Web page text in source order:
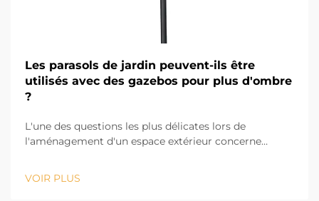
Les parasols de jardin peuvent-ils être
utilisés avec des gazebos pour plus d'ombre
?
L'une des questions les plus délicates lors de
l'aménagement d'un espace extérieur concerne
gazebos afin de bénéficier d'une ombre accrue.
VOIR PLUS